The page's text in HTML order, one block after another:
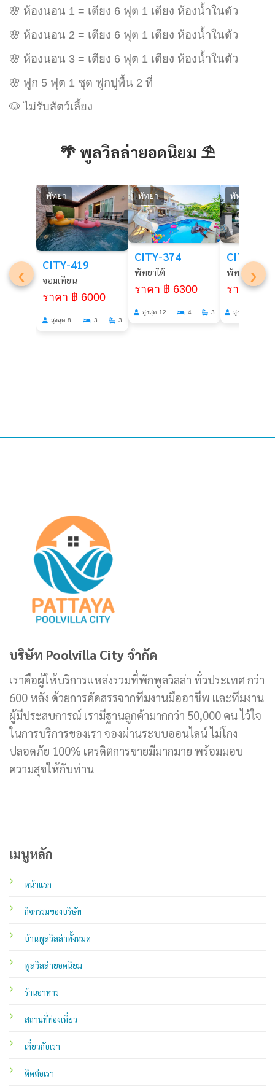
🌸 ห้องนอน 1 = เตียง 6 ฟุต 1 เตียง ห้องน้ำในตัว
🌸 ห้องนอน 2 = เตียง 6 ฟุต 1 เตียง ห้องน้ำในตัว
🌸 ห้องนอน 3 = เตียง 6 ฟุต 1 เตียง ห้องน้ำในตัว
🌸 ฟูก 5 ฟุต 1 ชุด ฟูกปูพื้น 2 ที่
🐶 ไม่รับสัตว์เลี้ยง
🌴 พูลวิลล่ายอดนิยม ⛱️
‹ ›
พัทยา
CITY-419
จอมเทียน
ราคา ฿ 6000
สูงสุด 8 3 3
พัทยา
CITY-374
พัทยาใต้
ราคา ฿ 6300
สูงสุด 12 4 3
พัทยา
CITY-331
พัทยาใต้
ราคา ฿
สูงสุด 26
บริษัท Poolvilla City จำกัด
เราคือผู้ให้บริการแหล่งรวมที่พักพูลวิลล่า ทั่วประเทศ กว่า
600 หลัง ด้วยการคัดสรรจากทีมงานมืออาชีพ และทีมงาน
ผู้มีประสบการณ์ เรามีฐานลูกค้ามากกว่า 50,000 คน ไว้ใจ
ในการบริการของเรา จองผ่านระบบออนไลน์ ไม่โกง
ปลอดภัย 100% เครดิตการขายมีมากมาย พร้อมมอบ
ความสุขให้กับท่าน
เมนูหลัก
หน้าแรก
กิจกรรมของบริษัท
บ้านพูลวิลล่าทั้งหมด
พูลวิลล่ายอดนิยม
ร้านอาหาร
สถานที่ท่องเที่ยว
เกี่ยวกับเรา
ติดต่อเรา